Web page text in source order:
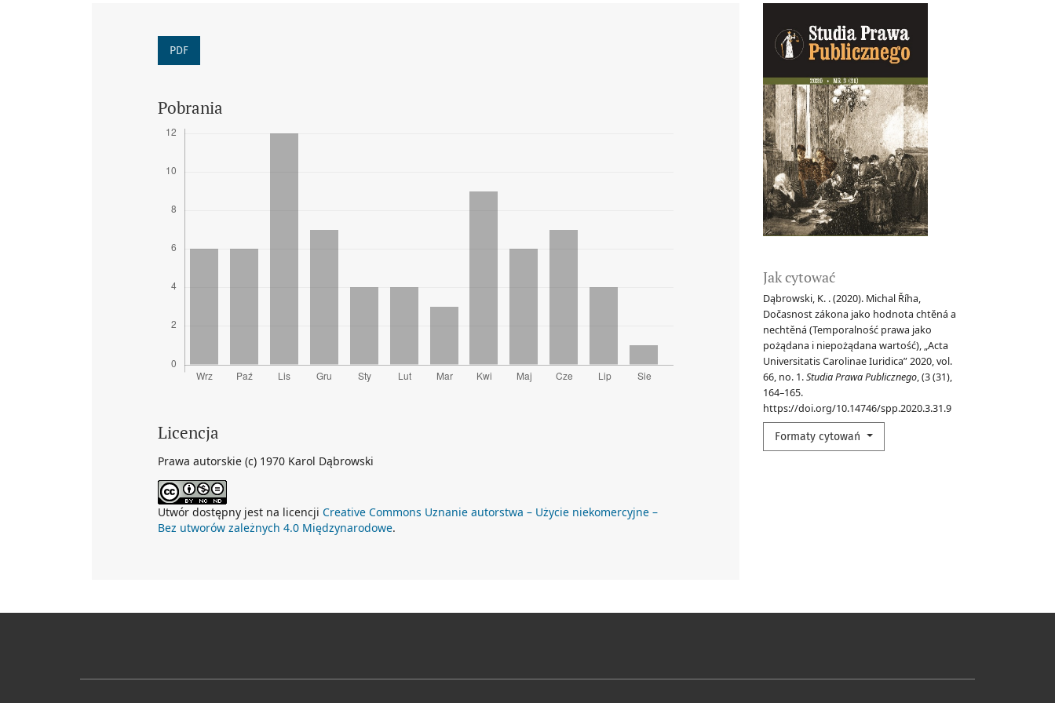
Jak cytować
Dąbrowski, K. . (2020). Michal Říha,
Dočasnost zákona jako hodnota chtěná a
nechtěná (Temporalność prawa jako
pożądana i niepożądana wartość), „Acta
Universitatis Carolinae Iuridica” 2020, vol.
66, no. 1.Studia Prawa Publicznego, (3 (31),
164–165.
https://doi.org/10.14746/spp.2020.3.31.9
Formaty cytowań
PDF
Pobrania
Licencja
Prawa autorskie (c) 1970 Karol Dąbrowski
Utwór dostępny jest na licencji Creative Commons Uznanie autorstwa – Użycie niekomercyjne –
Bez utworów zależnych 4.0 Międzynarodowe.